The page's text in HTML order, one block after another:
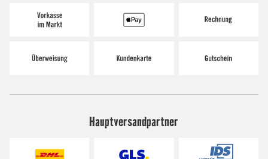
Hauptversandpartner